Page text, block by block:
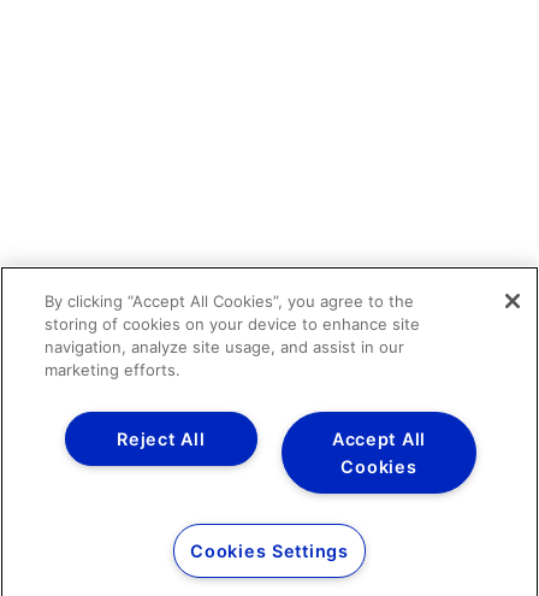
By clicking “Accept All Cookies”, you agree to the
storing of cookies on your device to enhance site
navigation, analyze site usage, and assist in our
marketing efforts.
Accept All
Cookies
Reject All
Cookies Settings